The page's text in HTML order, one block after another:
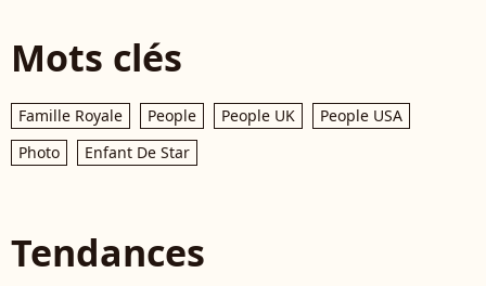
Mots clés
Famille Royale People People UK
People USA
Photo
Enfant De Star
Tendances